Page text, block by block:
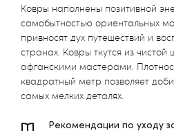
Ковры наполнены позитивной
самобытностью ориентальных
привносят дух путешествий и
странах. Ковры ткутся из
афганскими мастерами.
квадратный метр позволяет
самых мелких деталях.
Рекомендации по уходу